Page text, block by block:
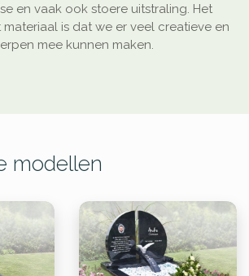
en vaak ook stoere uitstraling. Het
is dat we er veel creatieve en
mee kunnen maken.
modellen